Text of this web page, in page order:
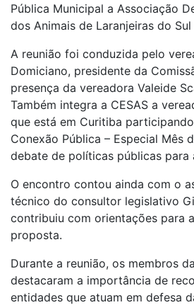
Pública Municipal a Associação
dos Animais de Laranjeiras do Sul
A reunião foi conduzida pelo
Domiciano, presidente da
presença da vereadora Valeide
Também integra a CESAS a
que está em Curitiba
Conexão Pública – Especial Mês
debate de políticas públicas para
O encontro contou ainda com o
técnico do consultor legislativo
contribuiu com orientações para
proposta.
Durante a reunião, os membros
destacaram a importância de
entidades que atuam em defesa